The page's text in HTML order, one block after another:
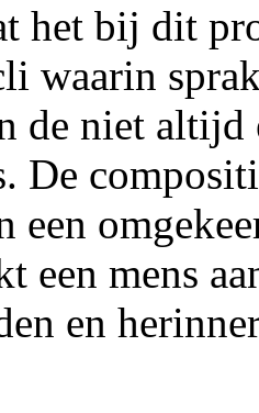
het bij dit
waarin
de niet altijd
De
een
een mens
en